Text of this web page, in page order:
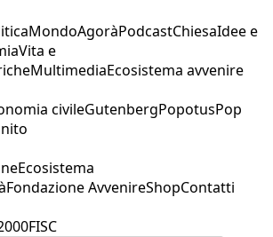
MondoAgoràPodcastChiesaIdee e
Vita e
MultimediaEcosistema avvenire
civileGutenbergPopotusPop
Ecosistema
Fondazione AvvenireShopContatti
FISC